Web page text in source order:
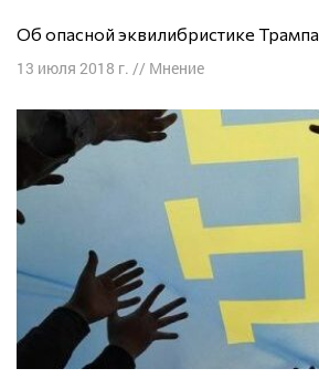
Об опасной эквилибристике Трампа
13 июля 2018 г. // Мнение